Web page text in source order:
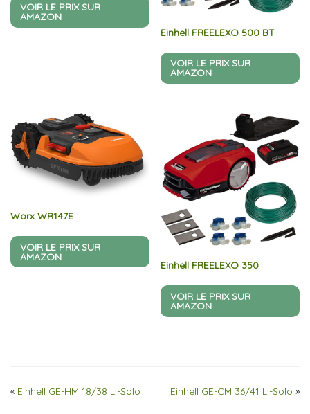
VOIR LE PRIX SUR
AMAZON
Einhell FREELEXO 500 BT
VOIR LE PRIX SUR
AMAZON
Worx WR147E
VOIR LE PRIX SUR
AMAZON
Einhell FREELEXO 350
VOIR LE PRIX SUR
AMAZON
« Einhell GE-HM 18/38 Li-Solo Einhell GE-CM 36/41 Li-Solo »